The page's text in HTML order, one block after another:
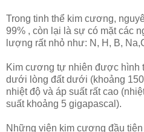
Trong tinh thể kim cương,
99% , còn lại là sự có mặt các
lượng rất nhỏ như: N, H, B,
Kim cương tự nhiên được hình
dưới lòng đất dưới (khoảng
nhiệt độ và áp suất rất cao
suất khoảng 5 gigapascal).
Những viên kim cương đầu